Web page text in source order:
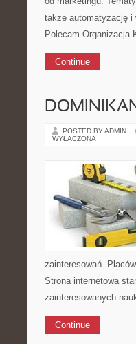
także automatyzację i
Polecam Organizacja
Continue
POSTED BY ADMIN
WYŁĄCZONA
zainteresowań.
Strona internetowa
zainteresowanych
Continue